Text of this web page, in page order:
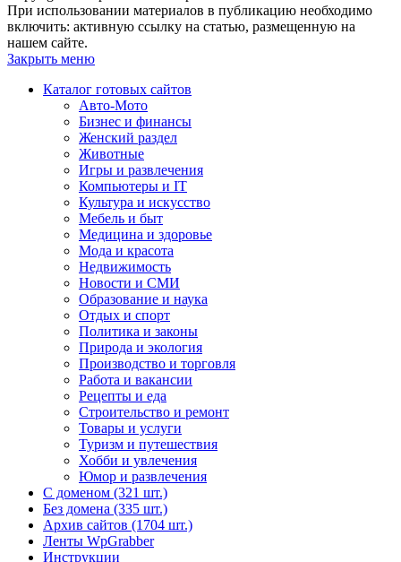
При использовании материалов в публикацию необходимо
включить: активную ссылку на статью, размещенную на
нашем сайте.
Закрыть меню
Каталог готовых сайтов
Авто-Мото
Бизнес и финансы
Женский раздел
Животные
Игры и развлечения
Компьютеры и IT
Культура и искусство
Мебель и быт
Медицина и здоровье
Мода и красота
Недвижимость
Новости и СМИ
Образование и наука
Отдых и спорт
Политика и законы
Природа и экология
Производство и торговля
Работа и вакансии
Рецепты и еда
Строительство и ремонт
Товары и услуги
Туризм и путешествия
Хобби и увлечения
Юмор и развлечения
С доменом (321 шт.)
Без домена (335 шт.)
Архив сайтов (1704 шт.)
Ленты WpGrabber
Инструкции